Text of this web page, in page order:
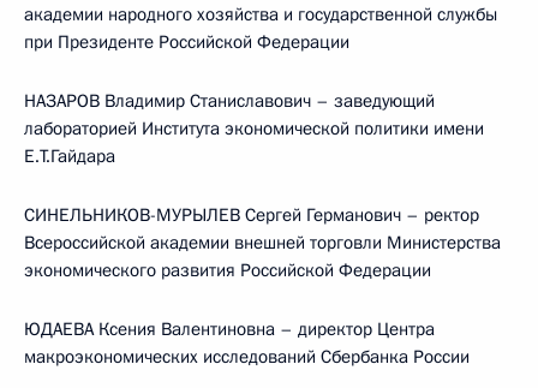
академии народного хозяйства и государственной службы
при Президенте Российской Федерации
НАЗАРОВ Владимир Станиславович – заведующий
лабораторией Института экономической политики имени
Е.Т.Гайдара
СИНЕЛЬНИКОВ-МУРЫЛЕВ Сергей Германович – ректор
Всероссийской академии внешней торговли Министерства
экономического развития Российской Федерации
ЮДАЕВА Ксения Валентиновна – директор Центра
макроэкономических исследований Сбербанка России